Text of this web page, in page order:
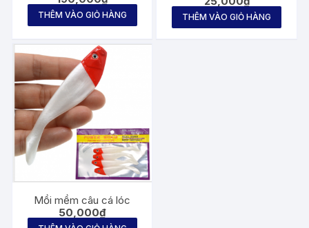
THÊM VÀO GIỎ HÀNG
Được
hạng
5
THÊM VÀO GIỎ HÀNG
Mồi mềm câu cá lóc
50,000₫